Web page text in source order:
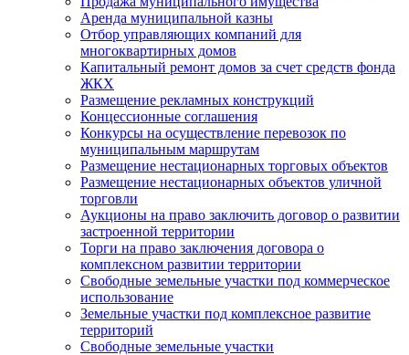
Аренда муниципальной казны
Отбор управляющих компаний для
многоквартирных домов
Капитальный ремонт домов за счет средств фонда
ЖКХ
Размещение рекламных конструкций
Концессионные соглашения
Конкурсы на осуществление перевозок по
муниципальным маршрутам
Размещение нестационарных торговых объектов
Размещение нестационарных объектов уличной
торговли
Аукционы на право заключить договор о развитии
застроенной территории
Торги на право заключения договора о
комплексном развитии территории
Свободные земельные участки под коммерческое
использование
Земельные участки под комплексное развитие
территорий
Свободные земельные участки